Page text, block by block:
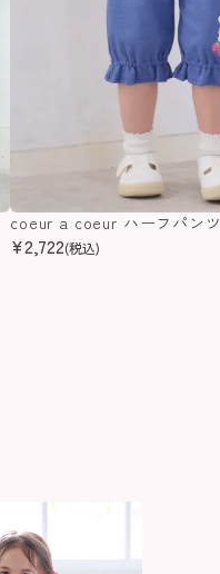
coeur a coeur ハーフパンツ
¥2,722(税込)